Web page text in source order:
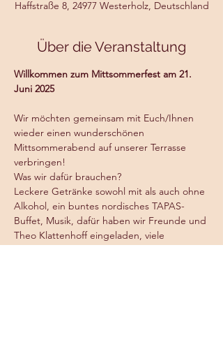
Haffstraße 8, 24977 Westerholz, Deutschland
Über die Veranstaltung
Willkommen zum Mittsommerfest am 21.
Juni 2025
Wir möchten gemeinsam mit Euch/Ihnen
wieder einen wunderschönen
Mittsommerabend auf unserer Terrasse
verbringen!
Was wir dafür brauchen?
Leckere Getränke sowohl mit als auch ohne
Alkohol, ein buntes nordisches TAPAS-
Buffet, Musik, dafür haben wir Freunde und
Theo Klattenhoff eingeladen, viele